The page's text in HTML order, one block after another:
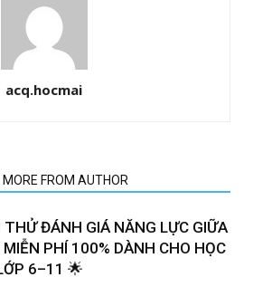
acq.hocmai
MORE FROM AUTHOR
ĐÁNH GIÁ NĂNG LỰC GIỮA
MIỄN PHÍ 100% DÀNH CHO HỌC
6–11 🌟